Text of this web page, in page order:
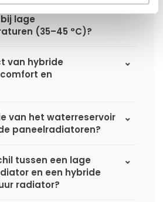
hybride
lage
(35–45 °C)?
van hybride
en
van het waterreservoir
paneelradiatoren?
tussen een lage
en een hybride
radiator?